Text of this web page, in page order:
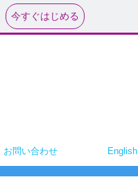
今すぐはじめる
お問い合わせ English